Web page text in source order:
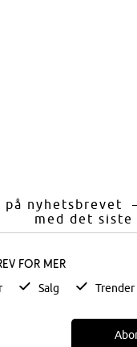
på
med det siste
for mer
Salg Trender